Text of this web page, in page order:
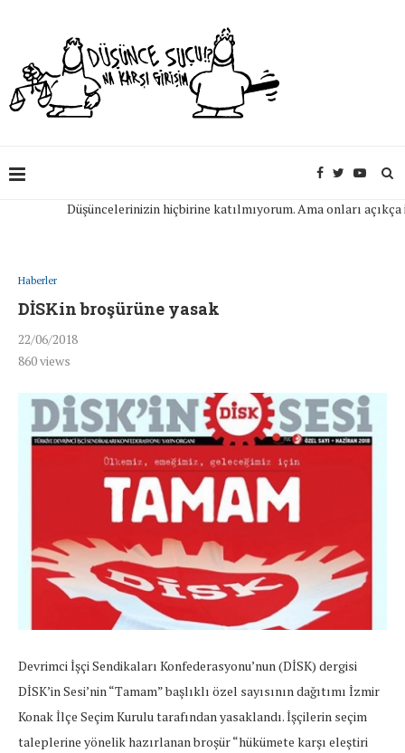
Düşüncelerinizin hiçbirine katılmıyorum. Ama onları açıkça
Haberler
DİSKin broşürüne yasak
22/06/2018
860views
Devrimci İşçi Sendikaları Konfederasyonu’nun (DİSK) dergisi
DİSK’in Sesi’nin “Tamam” başlıklı özel sayısının dağıtımı İzmir
Konak İlçe Seçim Kurulu tarafından yasaklandı. İşçilerin seçim
taleplerine yönelik hazırlanan broşür “hükümete karşı eleştiri